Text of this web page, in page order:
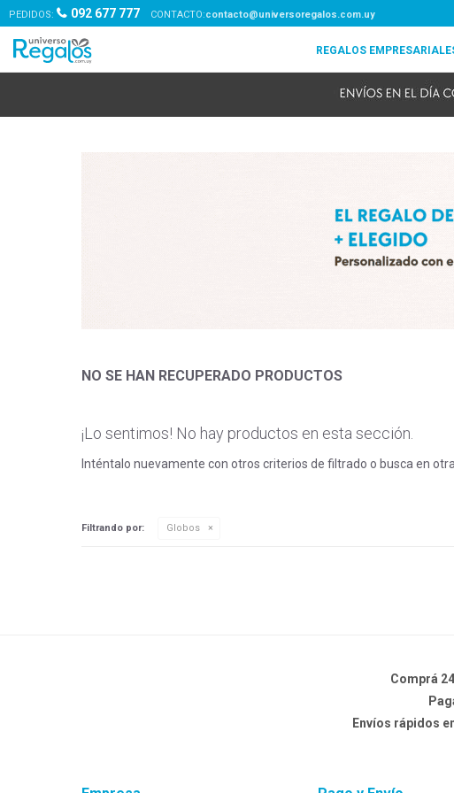
PEDIDOS: 092 677 777 contacto@universoregalos.com.uy
NO SE HAN RECUPERADO PRODUCTOS
¡Lo sentimos! No hay productos en esta sección.
Inténtalo nuevamente con otros criterios de filtrado o busca en
Filtrando por: Globos
Comprá
Envíos rápidos